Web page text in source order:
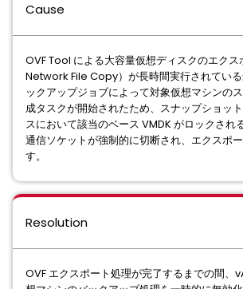
Cause
OVF Tool による大容量仮想ディスクのエクス
Network File Copy）が長時間実行されてい
ックアップジョブによって対象仮想マシンの
成タスクが開始されたため、スナップショッ
スにおいて該当のベース VMDK がロックされ
通信ソケットが強制的に切断され、エクスポ
す。
Resolution
OVF エクスポート処理が完了するまでの間、